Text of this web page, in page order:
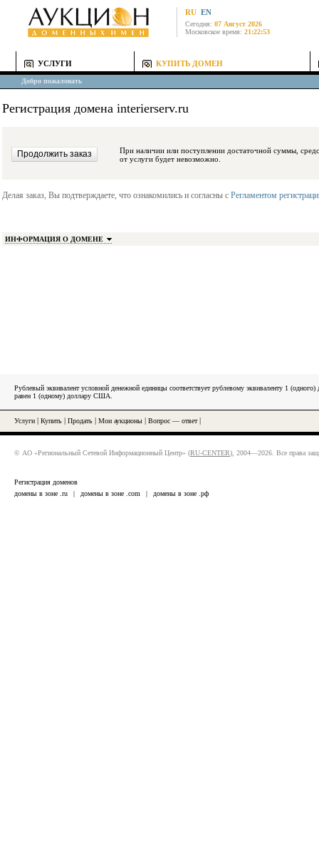
RU EN
Сегодня: 07 Август 2026
Московское время: 21:22:53
УСЛУГИ КУПИТЬ ДОМЕН
Добро пожаловать
Регистрация домена interierserv.ru
При наличии или поступлении достаточной суммы, средства будут
от услуги будет невозможно.
Делая заказ, Вы подтверждаете, что ознакомились и согласны с Регламентом
ИНФОРМАЦИЯ О ДОМЕНЕ
Рублевый эквивалент условной денежной единицы соответствует рублевому эквиваленту 1
равен 1 (одному) доллару США.
Услуги Купить Продать Мои аукционы Вопрос — ответ|
© АО «Региональный Сетевой Информационный Центр» (RU-CENTER), 2004—2026. Все права
Регистрация доменов
домены в зоне .ru
| домены в зоне .com | домены в зоне .рф